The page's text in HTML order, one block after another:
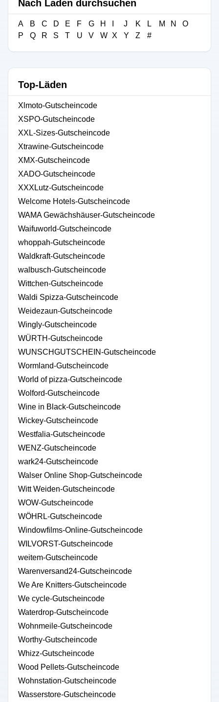
Nach Laden durchsuchen
A B C D E F G H J K L M N
O
P
Q R S T U V W X Y Z #
Top-Läden
Xlmoto-Gutscheincode
XSPO-Gutscheincode
XXL-Sizes-Gutscheincode
Xtrawine-Gutscheincode
XMX-Gutscheincode
XADO-Gutscheincode
XXXLutz-Gutscheincode
Welcome Hotels-Gutscheincode
WAMA Gewächshäuser-Gutscheincode
Waifuworld-Gutscheincode
whoppah-Gutscheincode
Waldkraft-Gutscheincode
walbusch-Gutscheincode
Wittchen-Gutscheincode
Waldi Spizza-Gutscheincode
Weidezaun-Gutscheincode
Wingly-Gutscheincode
WÜRTH-Gutscheincode
WUNSCHGUTSCHEIN-Gutscheincode
Wormland-Gutscheincode
World of pizza-Gutscheincode
Wolford-Gutscheincode
Wine in Black-Gutscheincode
Wickey-Gutscheincode
Westfalia-Gutscheincode
WENZ-Gutscheincode
wark24-Gutscheincode
Walser Online Shop-Gutscheincode
Witt Weiden-Gutscheincode
WOW-Gutscheincode
WÖHRL-Gutscheincode
Windowfilms-Online-Gutscheincode
WILVORST-Gutscheincode
weitem-Gutscheincode
Warenversand24-Gutscheincode
We Are Knitters-Gutscheincode
We cycle-Gutscheincode
Waterdrop-Gutscheincode
Wohnmeile-Gutscheincode
Worthy-Gutscheincode
Whizz-Gutscheincode
Wood Pellets-Gutscheincode
Wohnstation-Gutscheincode
Wasserstore-Gutscheincode